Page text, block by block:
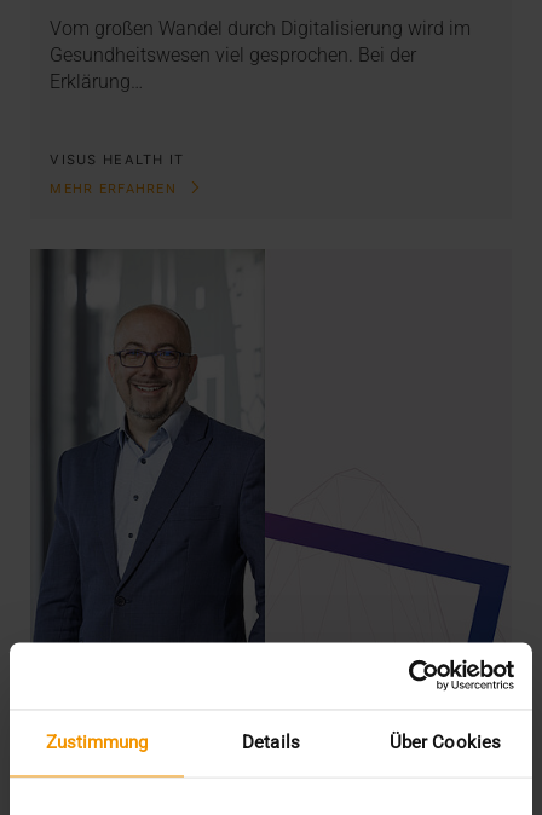
Zustimmung Details Über Cookies
Vom großen Wandel durch Digitalisierung wird im
Gesundheitswesen viel gesprochen. Bei der
Erklärung…
VISUS HEALTH IT
MEHR ERFAHREN
NEWS
Kompetenzen bündeln zwischen Ruhr